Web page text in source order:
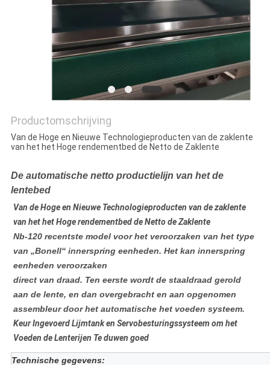
Productomschrijving
Van de Hoge en Nieuwe Technologieproducten van de zaklente
van het het Hoge rendementbed de Netto de Zaklente
De automatische netto productielijn van het de
lentebed
Van de Hoge en Nieuwe Technologieproducten van de zaklente
van het het Hoge rendementbed de Netto de Zaklente
Nb-120 recentste model voor het veroorzaken van het type
van „Bonell“ innerspring eenheden. Het kan innerspring
eenheden veroorzaken
direct van draad. Ten eerste wordt de staaldraad gerold
aan de lente, en dan overgebracht en aan opgenomen
assembleur door het automatische het voeden systeem.
Keur Ingevoerd Lijmtank en Servobesturingssysteem om het
Voeden de Lenterijen Te duwen goed
Technische gegevens: